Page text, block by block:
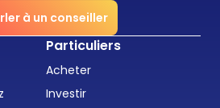
à un conseiller
Particuliers
Acheter
Investir